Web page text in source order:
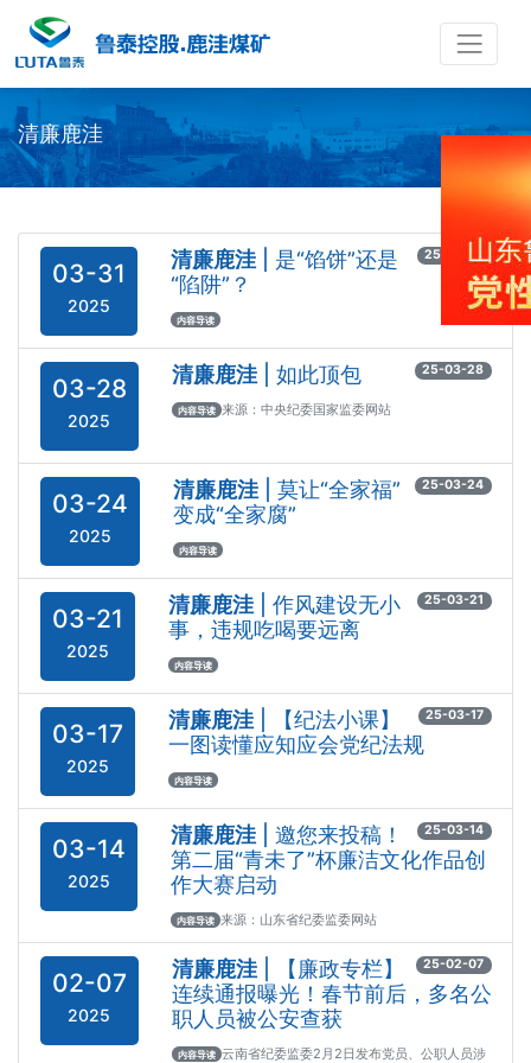
清廉鹿洼
03-31
2025
25-03-31
清廉鹿洼| 是“馅饼”还是
“陷阱”？
内容导读
03-28
2025
25-03-28
清廉鹿洼| 如此顶包
内容导读 来源：中央纪委国家监委网站
03-24
2025
25-03-24
清廉鹿洼| 莫让“全家福”
变成“全家腐”
内容导读
03-21
2025
25-03-21
清廉鹿洼| 作风建设无小
事，违规吃喝要远离
内容导读
03-17
2025
25-03-17
清廉鹿洼| 【纪法小课】
一图读懂应知应会党纪法规
内容导读
03-14
2025
25-03-14
清廉鹿洼| 邀您来投稿！
第二届“青未了”杯廉洁文化作品创
作大赛启动
内容导读 来源：山东省纪委监委网站
02-07
2025
25-02-07
清廉鹿洼| 【廉政专栏】
连续通报曝光！春节前后，多名公
职人员被公安查获
内容导读 云南省纪委监委2月2日发布党员、公职人员涉